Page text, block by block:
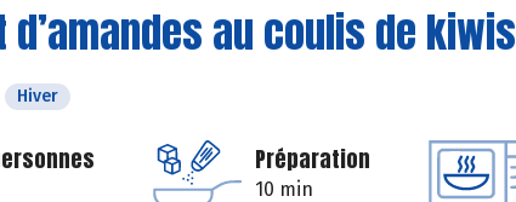
d’amandes au coulis de kiwis
Hiver
Préparation
10 min